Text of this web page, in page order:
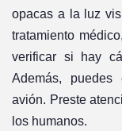
opacas a la luz
tratamiento
verificar si hay
Además, puedes
avión. Preste
los humanos.